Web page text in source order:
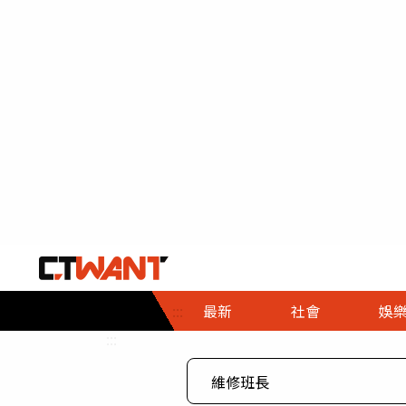
::: 最新 社會
社會首頁
時事
娛樂
娛樂首頁
即時
專題
財經首頁
熱線
３Ｃ
政